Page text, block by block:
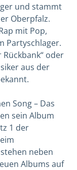
und stammt
Oberpfalz.
mit Pop,
Partyschlager.
Rückbank“ oder
aus der
Song – Das
sein Album
1 der
neben
Albums auf